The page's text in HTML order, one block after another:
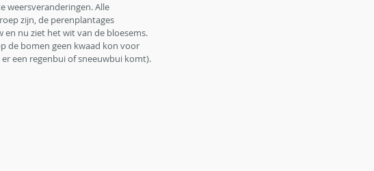
weersveranderingen. Alle
zijn, de perenplantages
en nu ziet het wit van de bloesems.
de bomen geen kwaad kon voor
een regenbui of sneeuwbui komt).